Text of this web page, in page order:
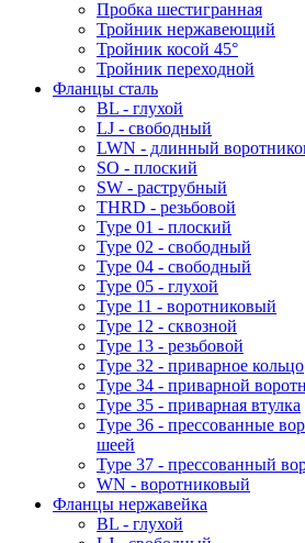
Пробка шестигранная
Тройник нержавеющий
Тройник косой 45°
Тройник переходной
Фланцы сталь
BL - глухой
LJ - свободный
LWN - длинный
SO - плоский
SW - раструбный
THRD - резьбовой
Type 01 - плоский
Type 02 - свободный
Type 04 - свободный
Type 05 - глухой
Type 11 - воротниковый
Type 12 - сквозной
Type 13 - резьбовой
Type 32 - приварное кольцо
Type 34 - приварной
Type 35 - приварная втулка
Type 36 - прессованные
шеей
Type 37 - прессованный
WN - воротниковый
Фланцы нержавейка
BL - глухой